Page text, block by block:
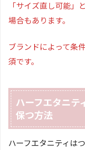
「サイズ直し可能
場合もあります。
ブランドによって条
須です。
ハーフエタニテ
保つ方法
ハーフエタニティは